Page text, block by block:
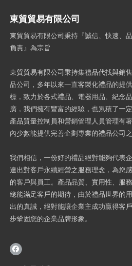
東貿貿易有限公司
東貿貿易有限公司秉持『誠信、快速、
負責』為宗旨
東貿貿易有限公司秉持集禮品代找與銷
品公司，多年以來一直客製化禮品的提
標，致力於各式禮品、電器用品、紀念
廣，我們擁有豐富的經驗，也累積了一
產品質量控制員和營銷管理人員管理有
內少數能提供完善企劃專業的禮品公司之
我們相信，一份好的禮品絕對能夠代表
達出對客戶永續經營之服務理念，為您
的客戶與員工。產品品質、實用性、服
總能滿足客戶的期待，由於禮品世界的
出的真誠，絕對能讓企業主成功贏得客
步鞏固您的企業品牌形象。